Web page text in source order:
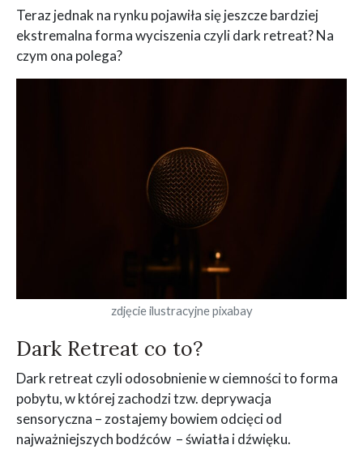
Teraz jednak na rynku pojawiła się jeszcze bardziej
ekstremalna forma wyciszenia czyli dark retreat? Na
czym ona polega?
zdjęcie ilustracyjne pixabay
Dark Retreat co to?
Dark retreat czyli odosobnienie w ciemności to forma
pobytu, w której zachodzi tzw. deprywacja
sensoryczna – zostajemy bowiem odcięci od
najważniejszych bodźców – światła i dźwięku.